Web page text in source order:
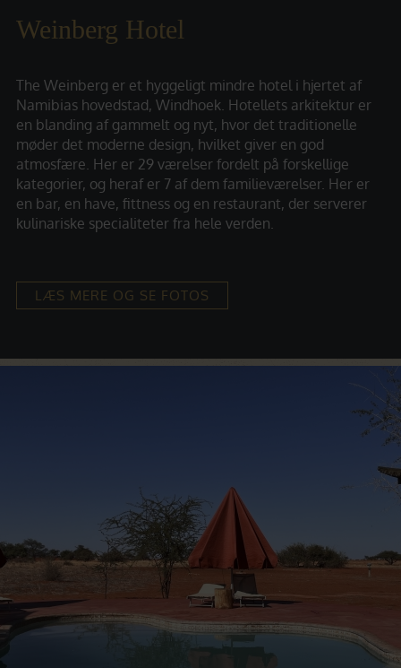
Weinberg Hotel
The Weinberg er et hyggeligt mindre hotel i hjertet af
Namibias hovedstad, Windhoek. Hotellets arkitektur er
en blanding af gammelt og nyt, hvor det traditionelle
møder det moderne design, hvilket giver en god
atmosfære. Her er 29 værelser fordelt på forskellige
kategorier, og heraf er 7 af dem familieværelser. Her er
en bar, en have, fittness og en restaurant, der serverer
kulinariske specialiteter fra hele verden.
LÆS MERE OG SE FOTOS